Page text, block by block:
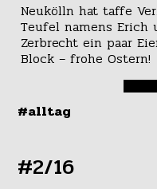
Neukölln hat taffe
Teufel namens Erich
Zerbrecht ein paar
Block – frohe Ostern!
#alltag
#2/16